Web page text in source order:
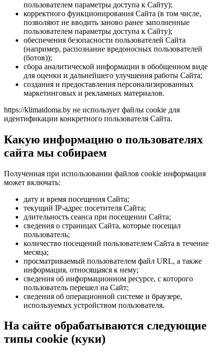
пользователем параметры доступа к Сайту);
корректного функционирования Сайта (в том числе,
позволяют не вводить заново ранее заполненные
пользователем параметры доступа к Сайту);
обеспечения безопасности пользователей Сайта
(например, распознание вредоносных пользователей
(ботов));
сбора аналитической информации в обобщенном виде
для оценки и дальнейшего улучшения работы Сайта;
создания и предоставления персонализированных
маркетинговых и рекламных материалов.
https://klimatdoma.by не использует файлы cookie для
идентификации конкретного пользователя Сайта.
Какую информацию о пользователях
сайта мы собираем
Полученная при использовании файлов сookie информация
может включать:
дату и время посещения Сайта;
текущий IP-адрес посетителя Сайта;
длительность сеанса при посещении Сайта;
сведения о страницах Сайта, которые посещал
пользователь;
количество посещений пользователем Сайта в течение
месяца;
просматриваемый пользователем файл URL, а также
информация, относящаяся к нему;
сведения об информационном ресурсе, с которого
пользователь перешел на Сайт;
сведения об операционной системе и браузере,
используемых устройством пользователя.
На сайте обрабатываются следующие
типы cookie (куки)